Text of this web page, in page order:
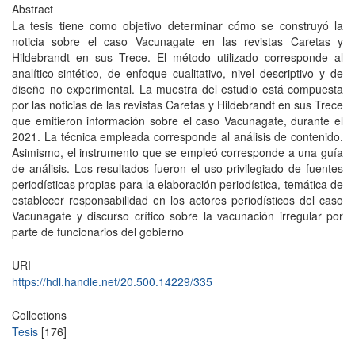
Abstract
La tesis tiene como objetivo determinar cómo se construyó la
noticia sobre el caso Vacunagate en las revistas Caretas y
Hildebrandt en sus Trece. El método utilizado corresponde al
analítico-sintético, de enfoque cualitativo, nivel descriptivo y de
diseño no experimental. La muestra del estudio está compuesta
por las noticias de las revistas Caretas y Hildebrandt en sus Trece
que emitieron información sobre el caso Vacunagate, durante el
2021. La técnica empleada corresponde al análisis de contenido.
Asimismo, el instrumento que se empleó corresponde a una guía
de análisis. Los resultados fueron el uso privilegiado de fuentes
periodísticas propias para la elaboración periodística, temática de
establecer responsabilidad en los actores periodísticos del caso
Vacunagate y discurso crítico sobre la vacunación irregular por
parte de funcionarios del gobierno
URI
https://hdl.handle.net/20.500.14229/335
Collections
Tesis [176]